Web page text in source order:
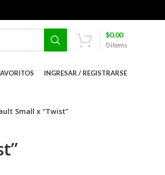
0items
$0.00
INGRESAR / REGISTRARSE
Small x “Twist”